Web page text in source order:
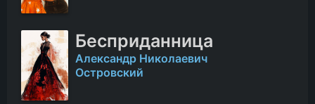
Бесприданница
Александр Николаевич
Островский